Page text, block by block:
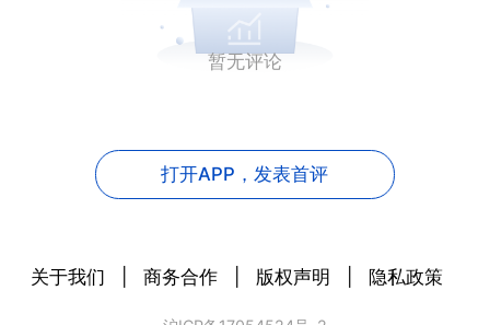
暂无评论
打开APP，发表首评
关于我们 商务合作 版权声明 隐私政策